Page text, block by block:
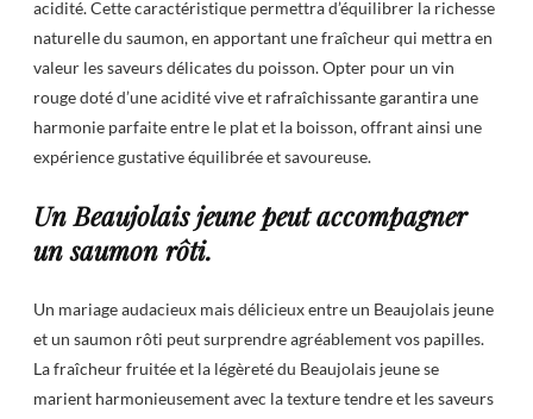
acidité. Cette caractéristique permettra d’équilibrer la richesse
naturelle du saumon, en apportant une fraîcheur qui mettra en
valeur les saveurs délicates du poisson. Opter pour un vin
rouge doté d’une acidité vive et rafraîchissante garantira une
harmonie parfaite entre le plat et la boisson, offrant ainsi une
expérience gustative équilibrée et savoureuse.
Un Beaujolais jeune peut accompagner
un saumon rôti.
Un mariage audacieux mais délicieux entre un Beaujolais jeune
et un saumon rôti peut surprendre agréablement vos papilles.
La fraîcheur fruitée et la légèreté du Beaujolais jeune se
marient harmonieusement avec la texture tendre et les saveurs